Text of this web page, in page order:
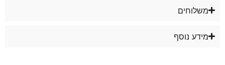
משלוחים
מידע נוסף